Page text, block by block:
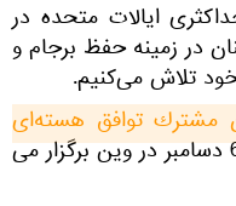
ایالات متحده در
در زمینه حفظ برجام و
خود تلاش می‌کنیم.
در سطح مدیران سیاسی از 6 دسامبر در وین برگزار می